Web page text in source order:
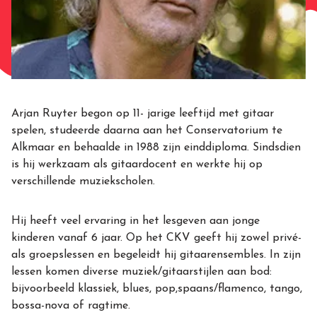
Arjan Ruyter begon op 11- jarige leeftijd met gitaar
spelen, studeerde daarna aan het Conservatorium te
Alkmaar en behaalde in 1988 zijn einddiploma. Sindsdien
is hij werkzaam als gitaardocent en werkte hij op
verschillende muziekscholen.
Hij heeft veel ervaring in het lesgeven aan jonge
kinderen vanaf 6 jaar. Op het CKV geeft hij zowel privé-
als groepslessen en begeleidt hij gitaarensembles. In zijn
lessen komen diverse muziek/gitaarstijlen aan bod:
bijvoorbeeld klassiek, blues, pop,spaans/flamenco, tango,
bossa-nova of ragtime.